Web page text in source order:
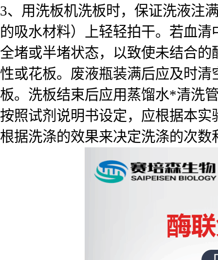
3、用洗板机洗板时，保证洗液注
的吸水材料）上轻轻拍干。若血
全堵或半堵状态，以致使未结合
性或花板。废液瓶装满后应及时
板。洗板结束后应用蒸馏水*清洗
按照试剂说明书设定，应根据本
根据洗涤的效果来决定洗涤的次